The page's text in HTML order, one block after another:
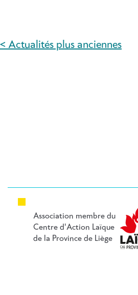
NAVIGATION
< Actualités plus anciennes
Association membre du
Centre d'Action Laïque
de la Province de Liège